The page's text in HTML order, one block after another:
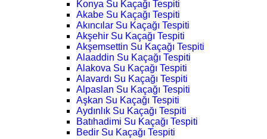
Konya Su Kaçağı Tespiti
Akabe Su Kaçağı Tespiti
Akıncılar Su Kaçağı Tespiti
Akşehir Su Kaçağı Tespiti
Akşemsettin Su Kaçağı Tespiti
Alaaddin Su Kaçağı Tespiti
Alakova Su Kaçağı Tespiti
Alavardı Su Kaçağı Tespiti
Alpaslan Su Kaçağı Tespiti
Aşkan Su Kaçağı Tespiti
Aydınlık Su Kaçağı Tespiti
Batıhadimi Su Kaçağı Tespiti
Bedir Su Kaçağı Tespiti